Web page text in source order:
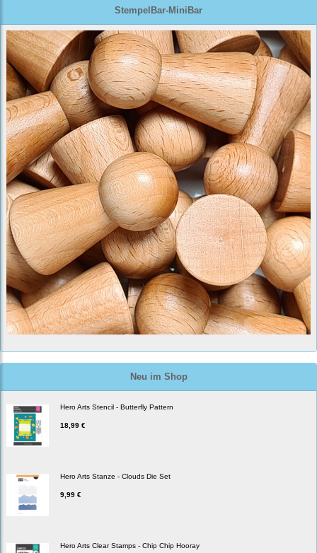
StempelBar-MiniBar
Neu im Shop
Hero Arts Stencil - Butterfly Pattern
18,99 €
Hero Arts Stanze - Clouds Die Set
9,99 €
Hero Arts Clear Stamps - Chip Chip Hooray